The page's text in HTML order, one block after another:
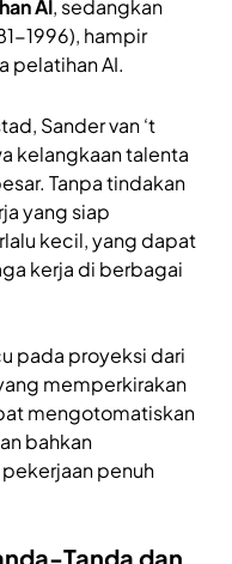
AI, sedangkan
1996), hampir
pelatihan AI.
Sander van ‘t
kelangkaan talenta
Tanpa tindakan
yang siap
kecil, yang dapat
kerja di berbagai
pada proyeksi dari
memperkirakan
mengotomatiskan
bahkan
penuh
Tanda dan